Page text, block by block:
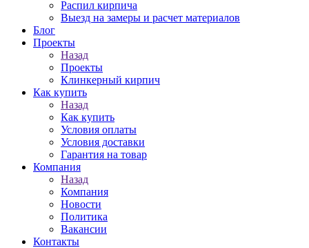
Распил кирпича
Выезд на замеры и расчет материалов
Блог
Проекты
Назад
Проекты
Клинкерный кирпич
Как купить
Назад
Как купить
Условия оплаты
Условия доставки
Гарантия на товар
Компания
Назад
Компания
Новости
Политика
Вакансии
Контакты